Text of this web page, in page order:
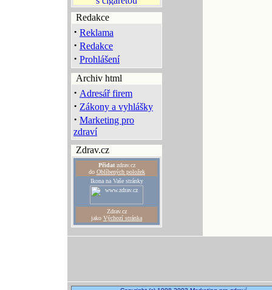
Redakce
· Reklama
· Redakce
· Prohlášení
Archiv html
· Adresář firem
· Zákony a vyhlášky
· Marketing pro
zdraví
Zdrav.cz
Přidatzdrav.cz
do Oblíbených položek
Ikona na Vaše stránky
Zdrav.cz
jako Výchozí stránka